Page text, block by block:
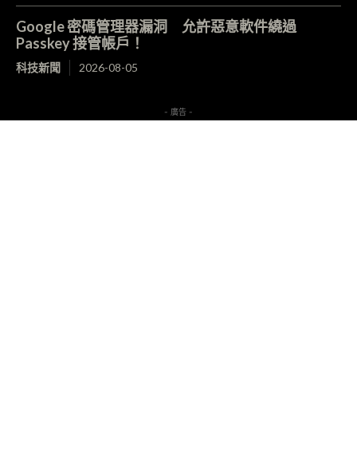
Google 密碼管理器漏洞 允許惡意軟件繞過
Passkey 接管帳戶！
科技新聞 2026-08-05
- 廣告 -